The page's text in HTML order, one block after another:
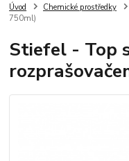
Úvod Chemické prostředky
750ml)
Stiefel - Top